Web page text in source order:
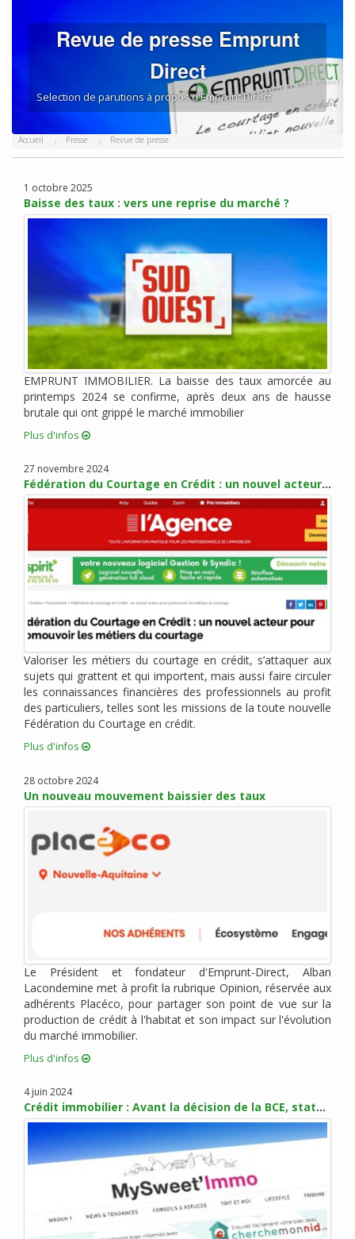
novembre 2022 (1)
octobre 2022 (3)
juillet 2022 (1)
avril 2022 (1)
janvier 2022 (3)
novembre 2021 (2)
juillet 2021 (2)
juin 2021 (2)
mai 2021 (1)
avril 2021 (1)
mars 2021 (2)
février 2021 (3)
janvier 2021 (2)
décembre 2020 (5)
novembre 2020 (2)
septembre 2020 (5)
août 2020 (2)
juillet 2020 (3)
juin 2020 (6)
mai 2020 (2)
avril 2020 (6)
mars 2020 (3)
février 2020 (1)
janvier 2020 (1)
décembre 2019 (4)
novembre 2019 (2)
octobre 2019 (1)
septembre 2019 (1)
août 2019 (4)
juin 2019 (1)
mai 2019 (2)
mars 2019 (4)
février 2019 (3)
janvier 2019 (5)
juin 2018 (2)
mai 2018 (4)
avril 2018 (3)
mars 2018 (5)
février 2018 (3)
décembre 2017 (1)
novembre 2017 (5)
octobre 2017 (4)
septembre 2017 (6)
juin 2017 (4)
Revue de presse Emprunt
Direct
Selection de parutions à propos d'Emprunt Direct
Accueil Presse Revue de presse
1 octobre 2025
Baisse des taux : vers une reprise du marché ?
EMPRUNT IMMOBILIER. La baisse des taux amorcée au
printemps 2024 se confirme, après deux ans de hausse
brutale qui ont grippé le marché immobilier
Plus d'infos
27 novembre 2024
Fédération du Courtage en Crédit : un nouvel acteur pour promouvoir les métiers du courtage
Valoriser les métiers du courtage en crédit, s’attaquer aux
sujets qui grattent et qui importent, mais aussi faire circuler
les connaissances financières des professionnels au profit
des particuliers, telles sont les missions de la toute nouvelle
Fédération du Courtage en crédit.
Plus d'infos
28 octobre 2024
Un nouveau mouvement baissier des taux
Le Président et fondateur d'Emprunt-Direct, Alban
Lacondemine met à profit la rubrique Opinion, réservée aux
adhérents Placéco, pour partager son point de vue sur la
production de crédit à l'habitat et son impact sur l'évolution
du marché immobilier.
Plus d'infos
4 juin 2024
Crédit immobilier : Avant la décision de la BCE, statu quo sur les taux en juin